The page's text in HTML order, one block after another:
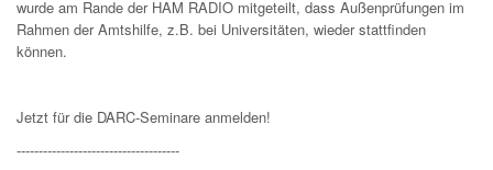
wurde am Rande der HAM RADIO mitgeteilt, dass Außenprüfungen im
Rahmen der Amtshilfe, z.B. bei Universitäten, wieder stattfinden
können.
Jetzt für die DARC-Seminare anmelden!
-------------------------------------